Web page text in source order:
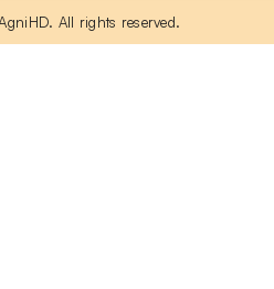
All rights reserved.